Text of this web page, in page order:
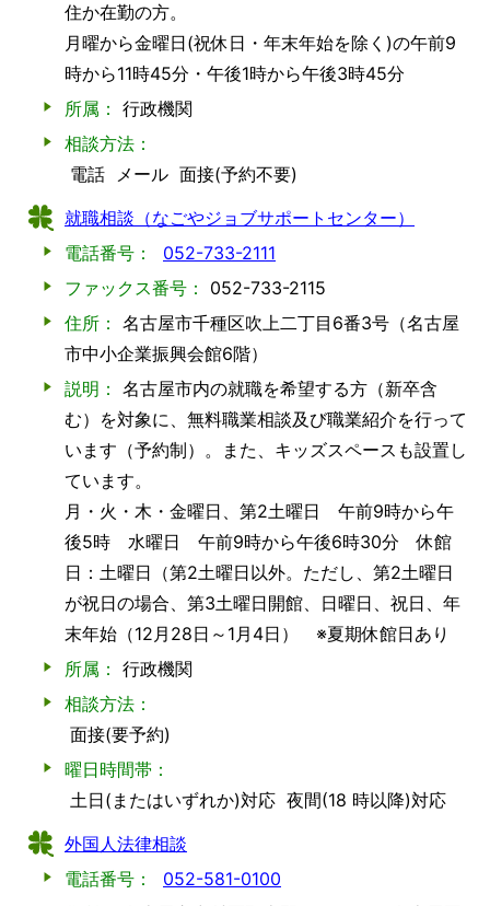
住か在勤の方。
月曜から金曜日(祝休日・年末年始を除く)の午前9
時から11時45分・午後1時から午後3時45分
所属： 行政機関
相談方法：
電話
メール 面接(予約不要)
就職相談（なごやジョブサポートセンター）
電話番号：
052-733-2111
ファックス番号：
052-733-2115
住所： 名古屋市千種区吹上二丁目6番3号（名古屋
市中小企業振興会館6階）
説明： 名古屋市内の就職を希望する方（新卒含
む）を対象に、無料職業相談及び職業紹介を行って
います（予約制）。また、キッズスペースも設置し
ています。
月・火・木・金曜日、第2土曜日 午前9時から午
後5時 水曜日 午前9時から午後6時30分 休館
日：土曜日（第2土曜日以外。ただし、第2土曜日
が祝日の場合、第3土曜日開館、日曜日、祝日、年
末年始（12月28日～1月4日） ※夏期休館日あり
所属： 行政機関
相談方法：
面接(要予約)
曜日時間帯：
土日(またはいずれか)対応 夜間(18 時以降)対応
外国人法律相談
電話番号：
052-581-0100